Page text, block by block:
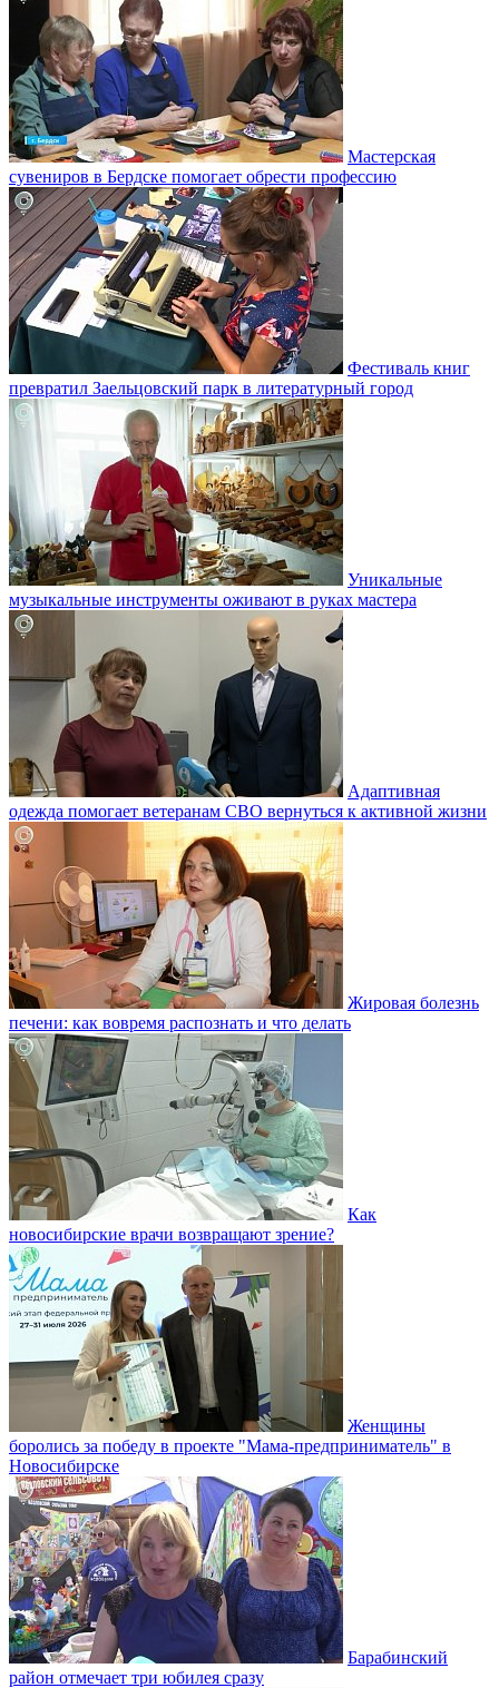
Мастерская
сувениров в Бердске помогает обрести профессию
Фестиваль книг
превратил Заельцовский парк в литературный город
Уникальные
музыкальные инструменты оживают в руках мастера
Адаптивная
одежда помогает ветеранам СВО вернуться к активной жизни
Жировая болезнь
печени: как вовремя распознать и что делать
Как
новосибирские врачи возвращают зрение?
Женщины
боролись за победу в проекте "Мама-предприниматель" в
Новосибирске
Барабинский
район отмечает три юбилея сразу